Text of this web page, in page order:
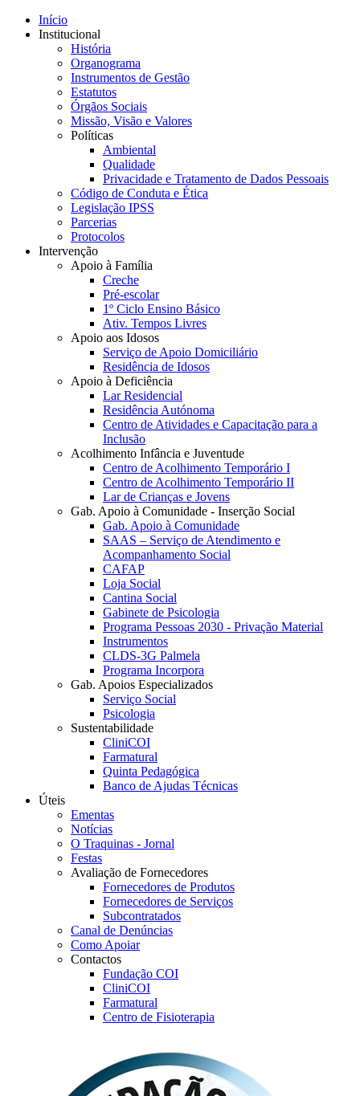
Início
Institucional
História
Organograma
Instrumentos de Gestão
Estatutos
Órgãos Sociais
Missão, Visão e Valores
Políticas
Ambiental
Qualidade
Privacidade e Tratamento de Dados Pessoais
Código de Conduta e Ética
Legislação IPSS
Parcerias
Protocolos
Intervenção
Apoio à Família
Creche
Pré-escolar
1º Ciclo Ensino Básico
Ativ. Tempos Livres
Apoio aos Idosos
Serviço de Apoio Domiciliário
Residência de Idosos
Apoio à Deficiência
Lar Residencial
Residência Autónoma
Centro de Atividades e Capacitação para a
Inclusão
Acolhimento Infância e Juventude
Centro de Acolhimento Temporário I
Centro de Acolhimento Temporário II
Lar de Crianças e Jovens
Gab. Apoio à Comunidade - Inserção Social
Gab. Apoio à Comunidade
SAAS – Serviço de Atendimento e
Acompanhamento Social
CAFAP
Loja Social
Cantina Social
Gabinete de Psicologia
Programa Pessoas 2030 - Privação Material
Instrumentos
CLDS-3G Palmela
Programa Incorpora
Gab. Apoios Especializados
Serviço Social
Psicologia
Sustentabilidade
CliniCOI
Farmatural
Quinta Pedagógica
Banco de Ajudas Técnicas
Úteis
Ementas
Notícias
O Traquinas - Jornal
Festas
Avaliação de Fornecedores
Fornecedores de Produtos
Fornecedores de Serviços
Subcontratados
Canal de Denúncias
Como Apoiar
Contactos
Fundação COI
CliniCOI
Farmatural
Centro de Fisioterapia